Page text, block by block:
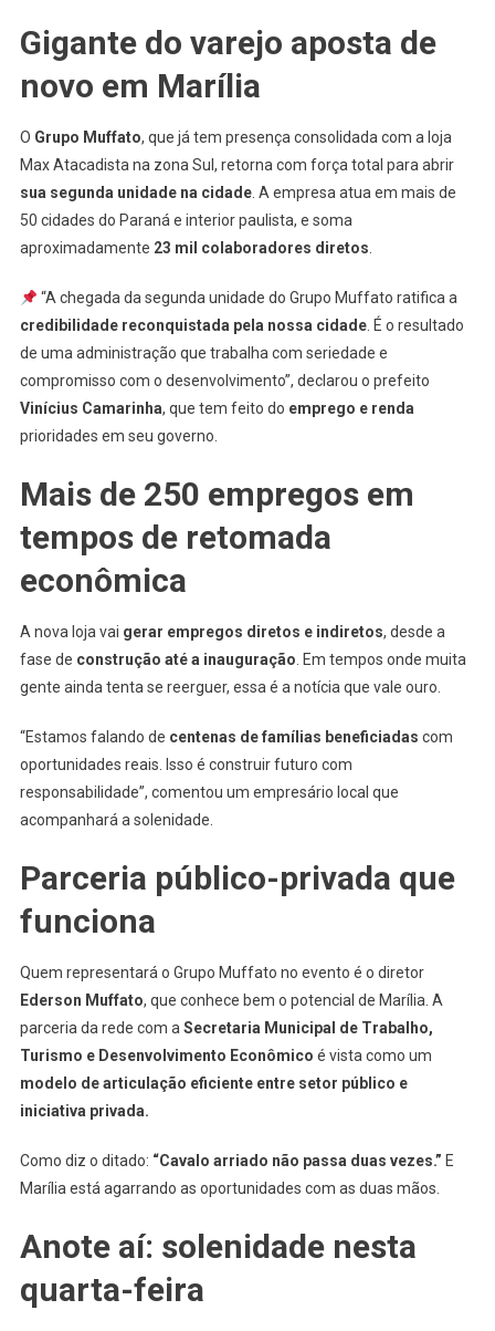
Gigante do varejo aposta de
novo em Marília
O Grupo Muffato, que já tem presença consolidada com a loja
Max Atacadista na zona Sul, retorna com força total para abrir
sua segunda unidade na cidade. A empresa atua em mais de
50 cidades do Paraná e interior paulista, e soma
aproximadamente 23 mil colaboradores diretos
“A chegada da segunda unidade do Grupo Muffato ratifica a
credibilidade reconquistada pela nossa cidade. É o resultado
de uma administração que trabalha com seriedade e
compromisso com o desenvolvimento”, declarou o prefeito
Vinícius Camarinha, que tem feito do emprego e renda
prioridades em seu governo.
Mais de 250 empregos em
tempos de retomada
econômica
A nova loja vai gerar empregos diretos e indiretos, desde a
fase de construção até a inauguração . Em tempos onde muita
gente ainda tenta se reerguer, essa é a notícia que vale ouro.
“Estamos falando de centenas de famílias beneficiadas com
oportunidades reais. Isso é construir futuro com
responsabilidade”, comentou um empresário local que
acompanhará a solenidade.
Parceria público-privada que
funciona
Quem representará o Grupo Muffato no evento é o diretor
Ederson Muffato, que conhece bem o potencial de Marília. A
parceria da rede com a Secretaria Municipal de Trabalho,
Turismo e Desenvolvimento Econômico é vista como um
modelo de articulação eficiente entre setor público e
iniciativa privada.
Como diz o ditado: “Cavalo arriado não passa duas vezes.” E
Marília está agarrando as oportunidades com as duas mãos.
Anote aí: solenidade nesta
quarta-feira